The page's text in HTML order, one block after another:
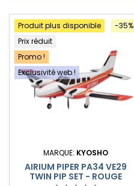
-35%
Produit plus disponible
Prix réduit
Promo !
Exclusivité web !
MARQUE: KYOSHO
AIRIUM PIPER PA34 VE29
TWIN PIP SET - ROUGE